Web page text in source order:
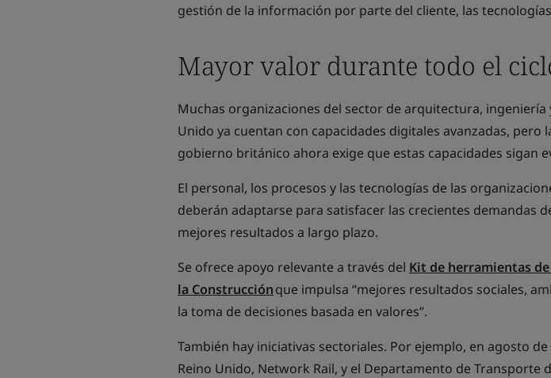
gestión de la información por parte del cliente, las
Mayor valor durante todo el
Muchas organizaciones del sector de arquitectura, ingeniería
Unido ya cuentan con capacidades digitales avanzadas, pero
gobierno británico ahora exige que estas capacidades sigan
El personal, los procesos y las tecnologías de las
deberán adaptarse para satisfacer las crecientes demandas
mejores resultados a largo plazo.
Se ofrece apoyo relevante a través del Kit de herramientas
la Construcciónque impulsa “mejores resultados sociales,
la toma de decisiones basada en valores”.
También hay iniciativas sectoriales. Por ejemplo, en agosto
Reino Unido, Network Rail, y el Departamento de Transporte